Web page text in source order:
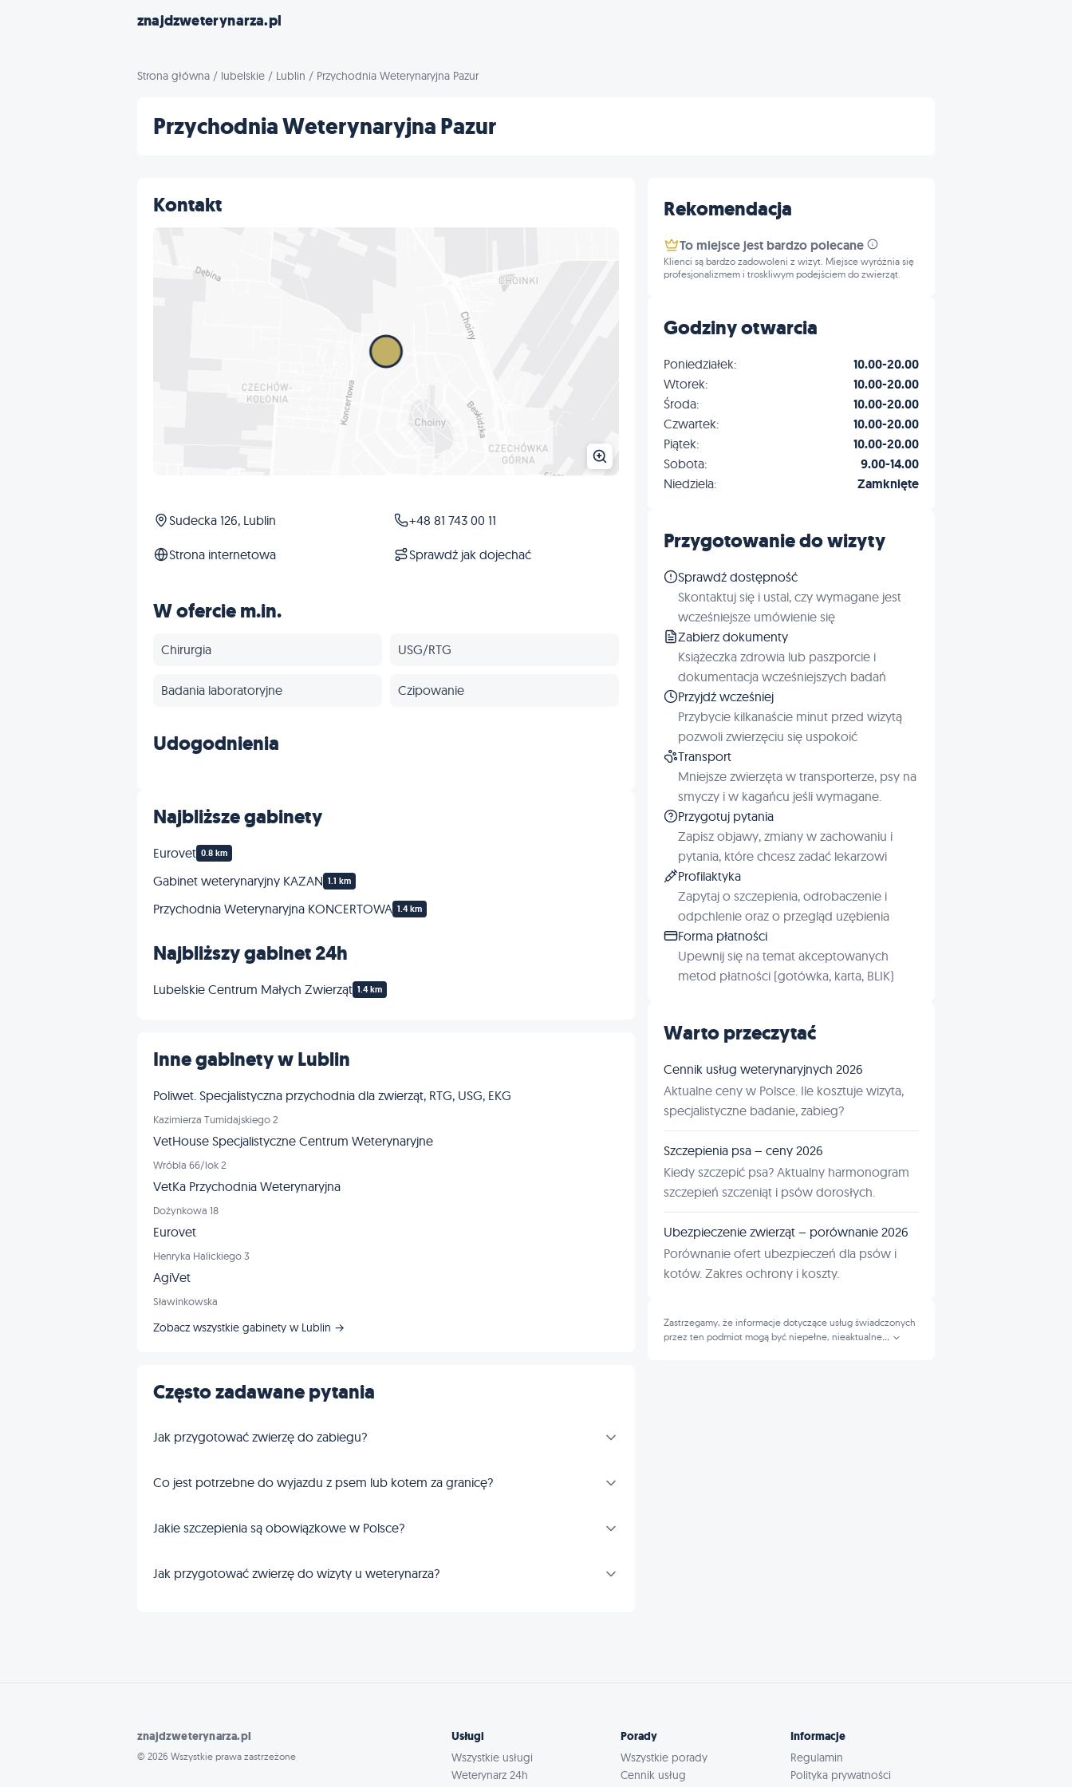
znajdzweterynarza.pl
Strona główna / lubelskie / Lublin / Przychodnia Weterynaryjna Pazur
Przychodnia Weterynaryjna Pazur
Kontakt
Sudecka 126, Lublin +48 81 743 00 11
Strona internetowa Sprawdź jak dojechać
W ofercie m.in.
Chirurgia USG/RTG
Badania laboratoryjne Czipowanie
Profilaktyka
Udogodnienia
Najbliższe gabinety
Eurovet 0.8 km
Gabinet weterynaryjny KAZAN 1.1 km
Przychodnia Weterynaryjna KONCERTOWA 1.4 km
Najbliższy gabinet 24h
Lubelskie Centrum Małych Zwierząt 1.4 km
Inne gabinety w Lublin
Poliwet. Specjalistyczna przychodnia dla zwierząt, RTG, USG, EKG
Kazimierza Tumidajskiego 2
VetHouse Specjalistyczne Centrum Weterynaryjne
Wróbla 66/lok 2
VetKa Przychodnia Weterynaryjna
Dożynkowa 18
Eurovet
Henryka Halickiego 3
AgiVet
Sławinkowska
Zobacz wszystkie gabinety w Lublin →
Często zadawane pytania
Jak przygotować zwierzę do zabiegu?
Co jest potrzebne do wyjazdu z psem lub kotem za granicę?
Jakie szczepienia są obowiązkowe w Polsce?
Jak przygotować zwierzę do wizyty u weterynarza?
Rekomendacja
To miejsce jest bardzo polecane
Klienci są bardzo zadowoleni z wizyt. Miejsce wyróżnia się
profesjonalizmem i troskliwym podejściem do zwierząt.
Godziny otwarcia
Poniedziałek: 10.00-20.00
Wtorek: 10.00-20.00
Środa: 10.00-20.00
Czwartek: 10.00-20.00
Piątek: 10.00-20.00
Sobota: 9.00-14.00
Niedziela: Zamknięte
Przygotowanie do wizyty
Sprawdź dostępność
Skontaktuj się i ustal, czy wymagane jest
wcześniejsze umówienie się
Zabierz dokumenty
Książeczka zdrowia lub paszporcie i
dokumentacja wcześniejszych badań
Przyjdź wcześniej
Przybycie kilkanaście minut przed wizytą
pozwoli zwierzęciu się uspokoić
Transport
Mniejsze zwierzęta w transporterze, psy na
smyczy i w kagańcu jeśli wymagane.
Przygotuj pytania
Zapisz objawy, zmiany w zachowaniu i
pytania, które chcesz zadać lekarzowi
Profilaktyka
Zapytaj o szczepienia, odrobaczenie i
odpchlenie oraz o przegląd uzębienia
Forma płatności
Upewnij się na temat akceptowanych
metod płatności (gotówka, karta, BLIK)
Warto przeczytać
Cennik usług weterynaryjnych 2026
Aktualne ceny w Polsce. Ile kosztuje wizyta,
specjalistyczne badanie, zabieg?
Szczepienia psa – ceny 2026
Kiedy szczepić psa? Aktualny harmonogram
szczepień szczeniąt i psów dorosłych.
Ubezpieczenie zwierząt – porównanie 2026
Porównanie ofert ubezpieczeń dla psów i
kotów. Zakres ochrony i koszty.
Zastrzegamy, że informacje dotyczące usług świadczonych
przez ten podmiot mogą być niepełne, nieaktualne...
znajdzweterynarza.pl
© 2026 Wszystkie prawa zastrzeżone
Usługi
Wszystkie usługi
Weterynarz 24h
Porady
Wszystkie porady
Cennik usług
Informacje
Regulamin
Polityka prywatności